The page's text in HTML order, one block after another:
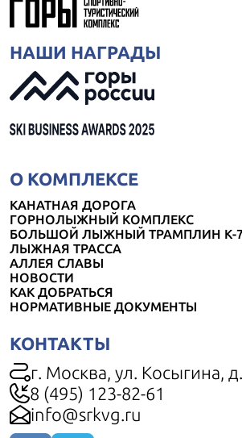
НАШИ НАГРАДЫ
О КОМПЛЕКСЕ
КАНАТНАЯ ДОРОГА
ГОРНОЛЫЖНЫЙ КОМПЛЕКС
БОЛЬШОЙ ЛЫЖНЫЙ ТРАМПЛИН К-
ЛЫЖНАЯ ТРАССА
АЛЛЕЯ СЛАВЫ
НОВОСТИ
КАК ДОБРАТЬСЯ
НОРМАТИВНЫЕ ДОКУМЕНТЫ
КОНТАКТЫ
г. Москва, ул. Косыгина,
8 (495) 123-82-61
info@srkvg.ru